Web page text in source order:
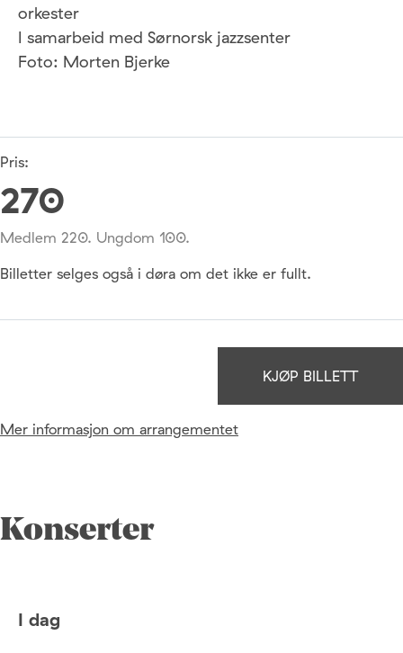
orkester
I samarbeid med Sørnorsk jazzsenter
Foto: Morten Bjerke
Pris:
270
Medlem 220. Ungdom 100.
Billetter selges også i døra om det ikke er fullt.
KJØP BILLETT
Mer informasjon om arrangementet
Konserter
I dag